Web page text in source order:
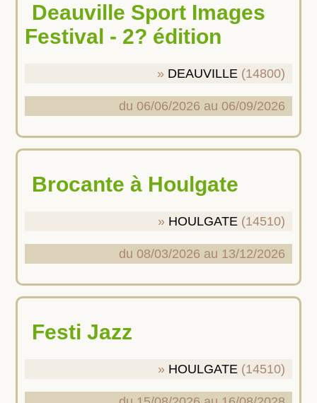
Deauville Sport Images
Festival - 2? édition
DEAUVILLE (14800)
du 06/06/2026 au 06/09/2026
Brocante à Houlgate
HOULGATE (14510)
du 08/03/2026 au 13/12/2026
Festi Jazz
HOULGATE (14510)